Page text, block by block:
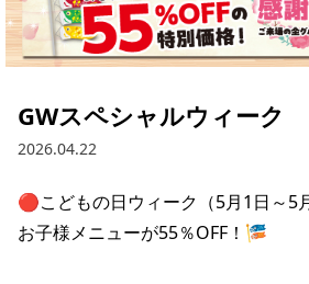
GWスペシャルウィーク
2026.04.22
🔴こどもの日ウィーク（5月1日～5
お子様メニューが55％OFF！🎏